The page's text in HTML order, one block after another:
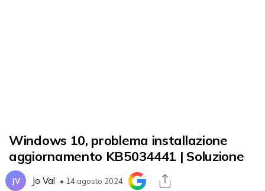
Windows 10, problema installazione
aggiornamento KB5034441 | Soluzione
JV Jo Val • 14 agosto 2024